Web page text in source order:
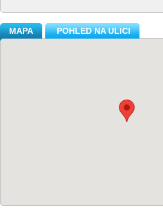
MAPA POHLED NA ULICI